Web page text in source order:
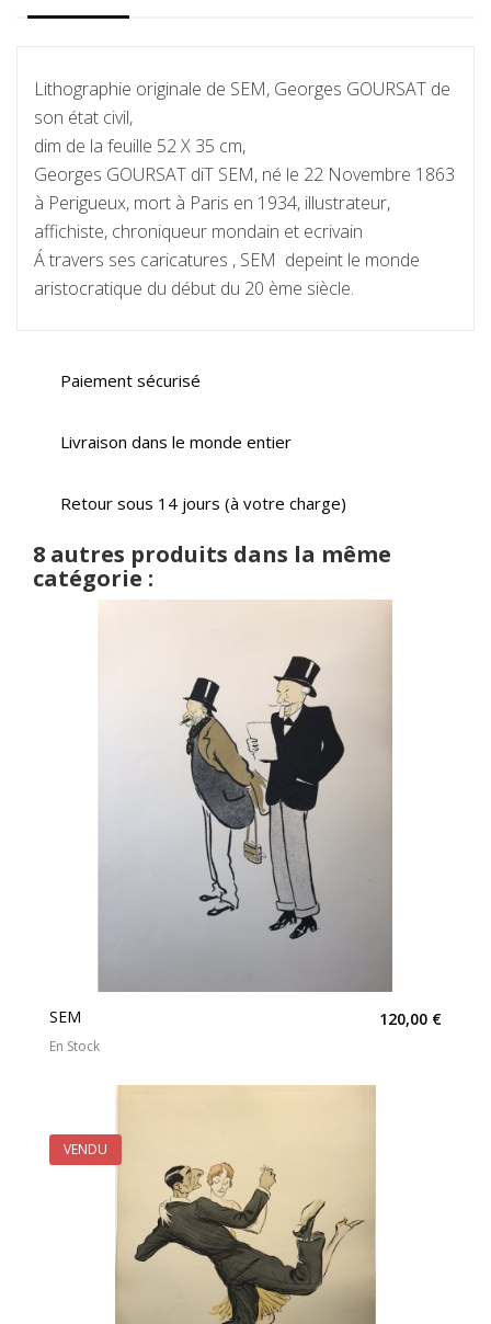
Lithographie originale de SEM, Georges GOURSAT de
son état civil,
dim de la feuille 52 X 35 cm,
Georges GOURSAT diT SEM, né le 22 Novembre 1863
à Perigueux, mort à Paris en 1934, illustrateur,
affichiste, chroniqueur mondain et ecrivain
Á travers ses caricatures , SEM depeint le monde
aristocratique du début du 20 ème siècle.
Paiement sécurisé
Livraison dans le monde entier
Retour sous 14 jours (à votre charge)
8 autres produits dans la même
catégorie :
SEM 120,00 €
En Stock
VENDU